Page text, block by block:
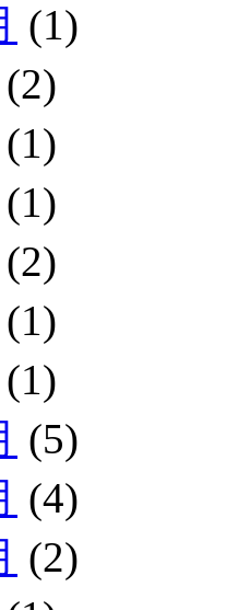
(1)
(2)
(1)
(1)
(2)
(1)
(1)
(5)
(4)
(2)